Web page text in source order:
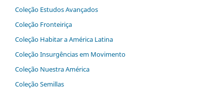
Coleção Estudos Avançados
Coleção Fronteiriça
Coleção Habitar‬ ‭a‬ ‭América‬ ‭Latina‬
Coleção Insurgências em Movimento
Coleção Nuestra América
Coleção Semillas